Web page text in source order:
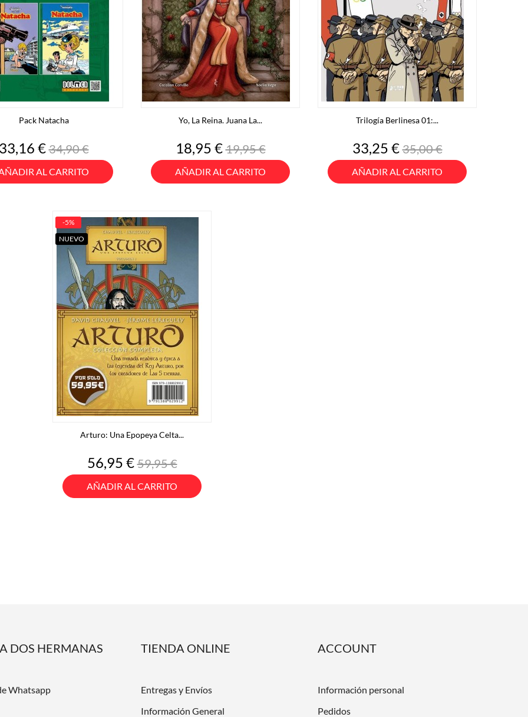
Pack Natacha
Precio
33,16 €Precio
base
34,90 €
AL CARRITO
Yo, La Reina. Juana La...
Precio
18,95 €Precio
base
19,95 €
AÑADIR AL CARRITO
Trilogía Berlinesa 01:...
Precio
33,25 €Precio
base
35,00 €
AÑADIR AL CARRITO
Arturo: Una Epopeya Celta...
Precio
56,95 €Precio
base
59,95 €
AÑADIR AL CARRITO
-5%
NUEVO
DOS HERMANAS
Whatsapp
TIENDA ONLINE
Entregas y Envíos
Información General
ACCOUNT
Información personal
Pedidos